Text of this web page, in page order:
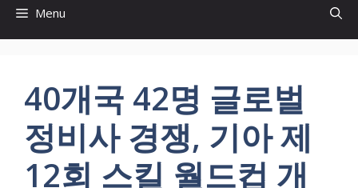
Menu
40개국 42명 글로벌
정비사 경쟁, 기아 제
12회 스킬 월드컵 개